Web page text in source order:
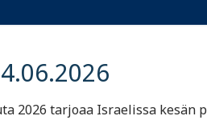
2026 tarjoaa Israelissa kesän